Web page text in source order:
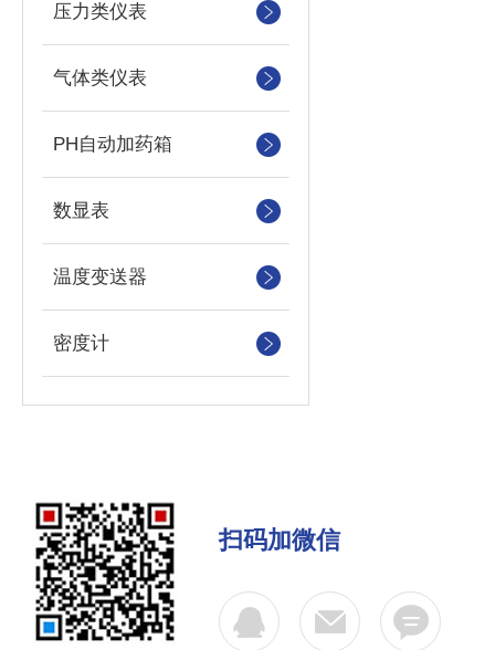
压力类仪表
气体类仪表
PH自动加药箱
数显表
温度变送器
密度计
扫码加微信